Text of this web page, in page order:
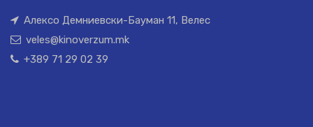
Алексо Демниевски-Бауман 11, Велес
veles@kinoverzum.mk
+389 71 29 02 39